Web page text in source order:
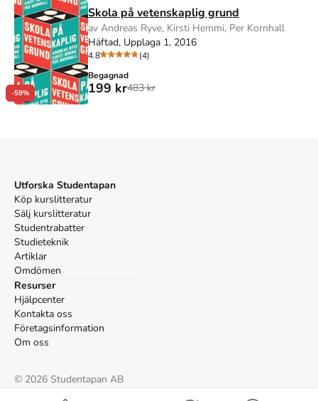
-59%
Skola på vetenskaplig grund
av Andreas Ryve, Kirsti Hemmi, Per Kornhall
Häftad, Upplaga 1, 2016
4.8
(4)
Begagnad
199 kr483 kr
Utforska Studentapan
Köp kurslitteratur
Sälj kurslitteratur
Studentrabatter
Studieteknik
Artiklar
Omdömen
Resurser
Hjälpcenter
Kontakta oss
Företagsinformation
Om oss
© 2026 Studentapan AB
Cookies